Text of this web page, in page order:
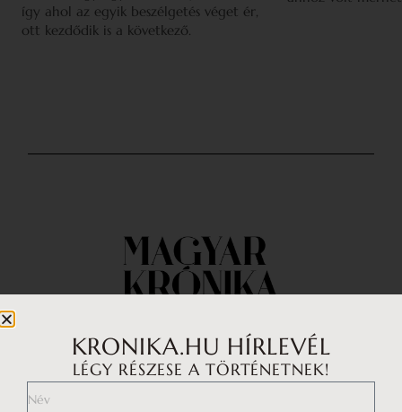
így ahol az egyik beszélgetés véget ér,
ott kezdődik is a következő.
Impresszum
KRONIKA.HU HÍRLEVÉL
LÉGY RÉSZESE A TÖRTÉNETNEK!